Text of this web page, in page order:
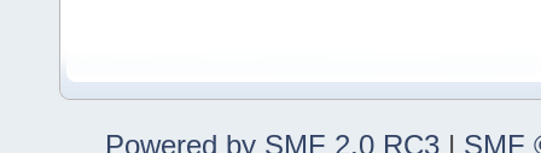
Powered by SMF 2.0 RC3 | SMF